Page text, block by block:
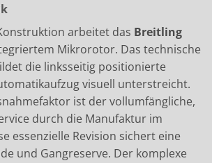
arbeitet das Breitling
Mikrorotor. Das technische
die linksseitig positionierte
visuell unterstreicht.
ist der vollumfängliche,
durch die Manufaktur im
essenzielle Revision sichert eine
und Gangreserve. Der komplexe